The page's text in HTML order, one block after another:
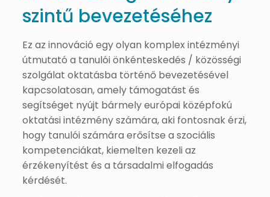
szintű bevezetéséhez
Ez az innováció egy olyan komplex intézményi
útmutató a tanulói önkénteskedés / közösségi
szolgálat oktatásba történő bevezetésével
kapcsolatosan, amely támogatást és
segítséget nyújt bármely európai középfokú
oktatási intézmény számára, aki fontosnak érzi,
hogy tanulói számára erősítse a szociális
kompetenciákat, kiemelten kezeli az
érzékenyítést és a társadalmi elfogadás
kérdését.